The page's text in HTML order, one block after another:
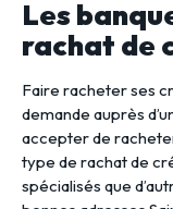
Les
rachat de
Faire racheter ses
demande auprès
accepter de
type de rachat de
spécialisés que